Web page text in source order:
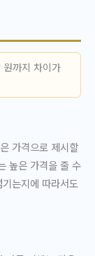
까지 차이가
가격으로 제시할
높은 가격을 줄 수
는지에 따라서도